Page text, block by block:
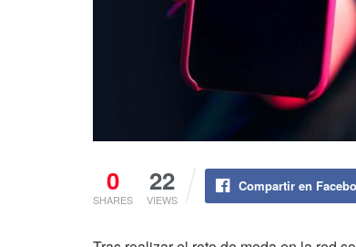
0
SHARES
22
VIEWS
Compartir en